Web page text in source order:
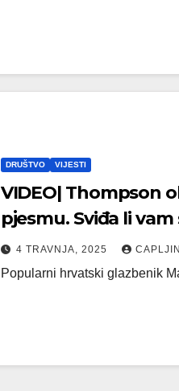
DRUŠTVO VIJESTI
VIDEO| Thompson
pjesmu. Sviđa li vam
4 TRAVNJA, 2025
Popularni hrvatski glazbenik